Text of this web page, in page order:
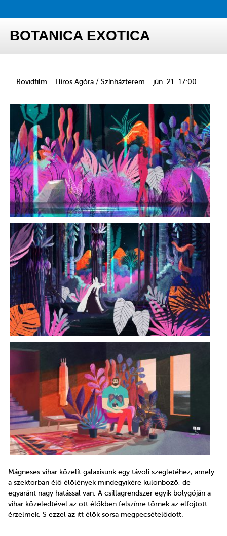
BOTANICA EXOTICA
Rövidfilm Hírös Agóra / Színházterem jún. 21. 17:00
Mágneses vihar közelít galaxisunk egy távoli szegletéhez, amely
a szektorban élő élőlények mindegyikére különböző, de
egyaránt nagy hatással van. A csillagrendszer egyik bolygóján a
vihar közeledtével az ott élőkben felszínre törnek az elfojtott
érzelmek. S ezzel az itt élők sorsa megpecsételődött.